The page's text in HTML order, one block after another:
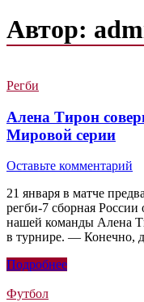
Автор:
Регби
Алена Тирон
Мировой серии
Оставьте комментарий
21 января в матче
регби-7 сборная
нашей команды Алена
в турнире. — Конечно,
Подробнее
Футбол